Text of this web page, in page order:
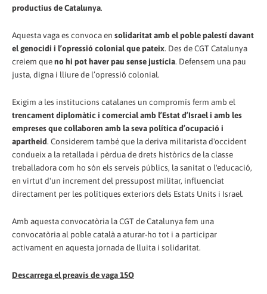
productius de Catalunya.
Aquesta vaga es convoca en solidaritat amb el poble palestí davant
el genocidi i l’opressió colonial que pateix. Des de CGT Catalunya
creiem queno hi pot haver pau sense justícia. Defensem una pau
justa, digna i lliure de l’opressió colonial.
Exigim a les institucions catalanes un compromís ferm amb el
trencament diplomàtic i comercial amb l’Estat d’Israel i amb les
empreses que col·laboren amb la seva política d’ocupació i
apartheid. Considerem també que la deriva militarista d'occident
condueix a la retallada i pèrdua de drets històrics de la classe
treballadora com ho són els serveis públics, la sanitat o l'educació,
en virtut d'un increment del pressupost militar, influenciat
directament per les polítiques exteriors dels Estats Units i Israel.
Amb aquesta convocatòria la CGT de Catalunya fem una
convocatòria al poble català a aturar-ho tot i a participar
activament en aquesta jornada de lluita i solidaritat.
Descarrega el preavís de vaga 15O